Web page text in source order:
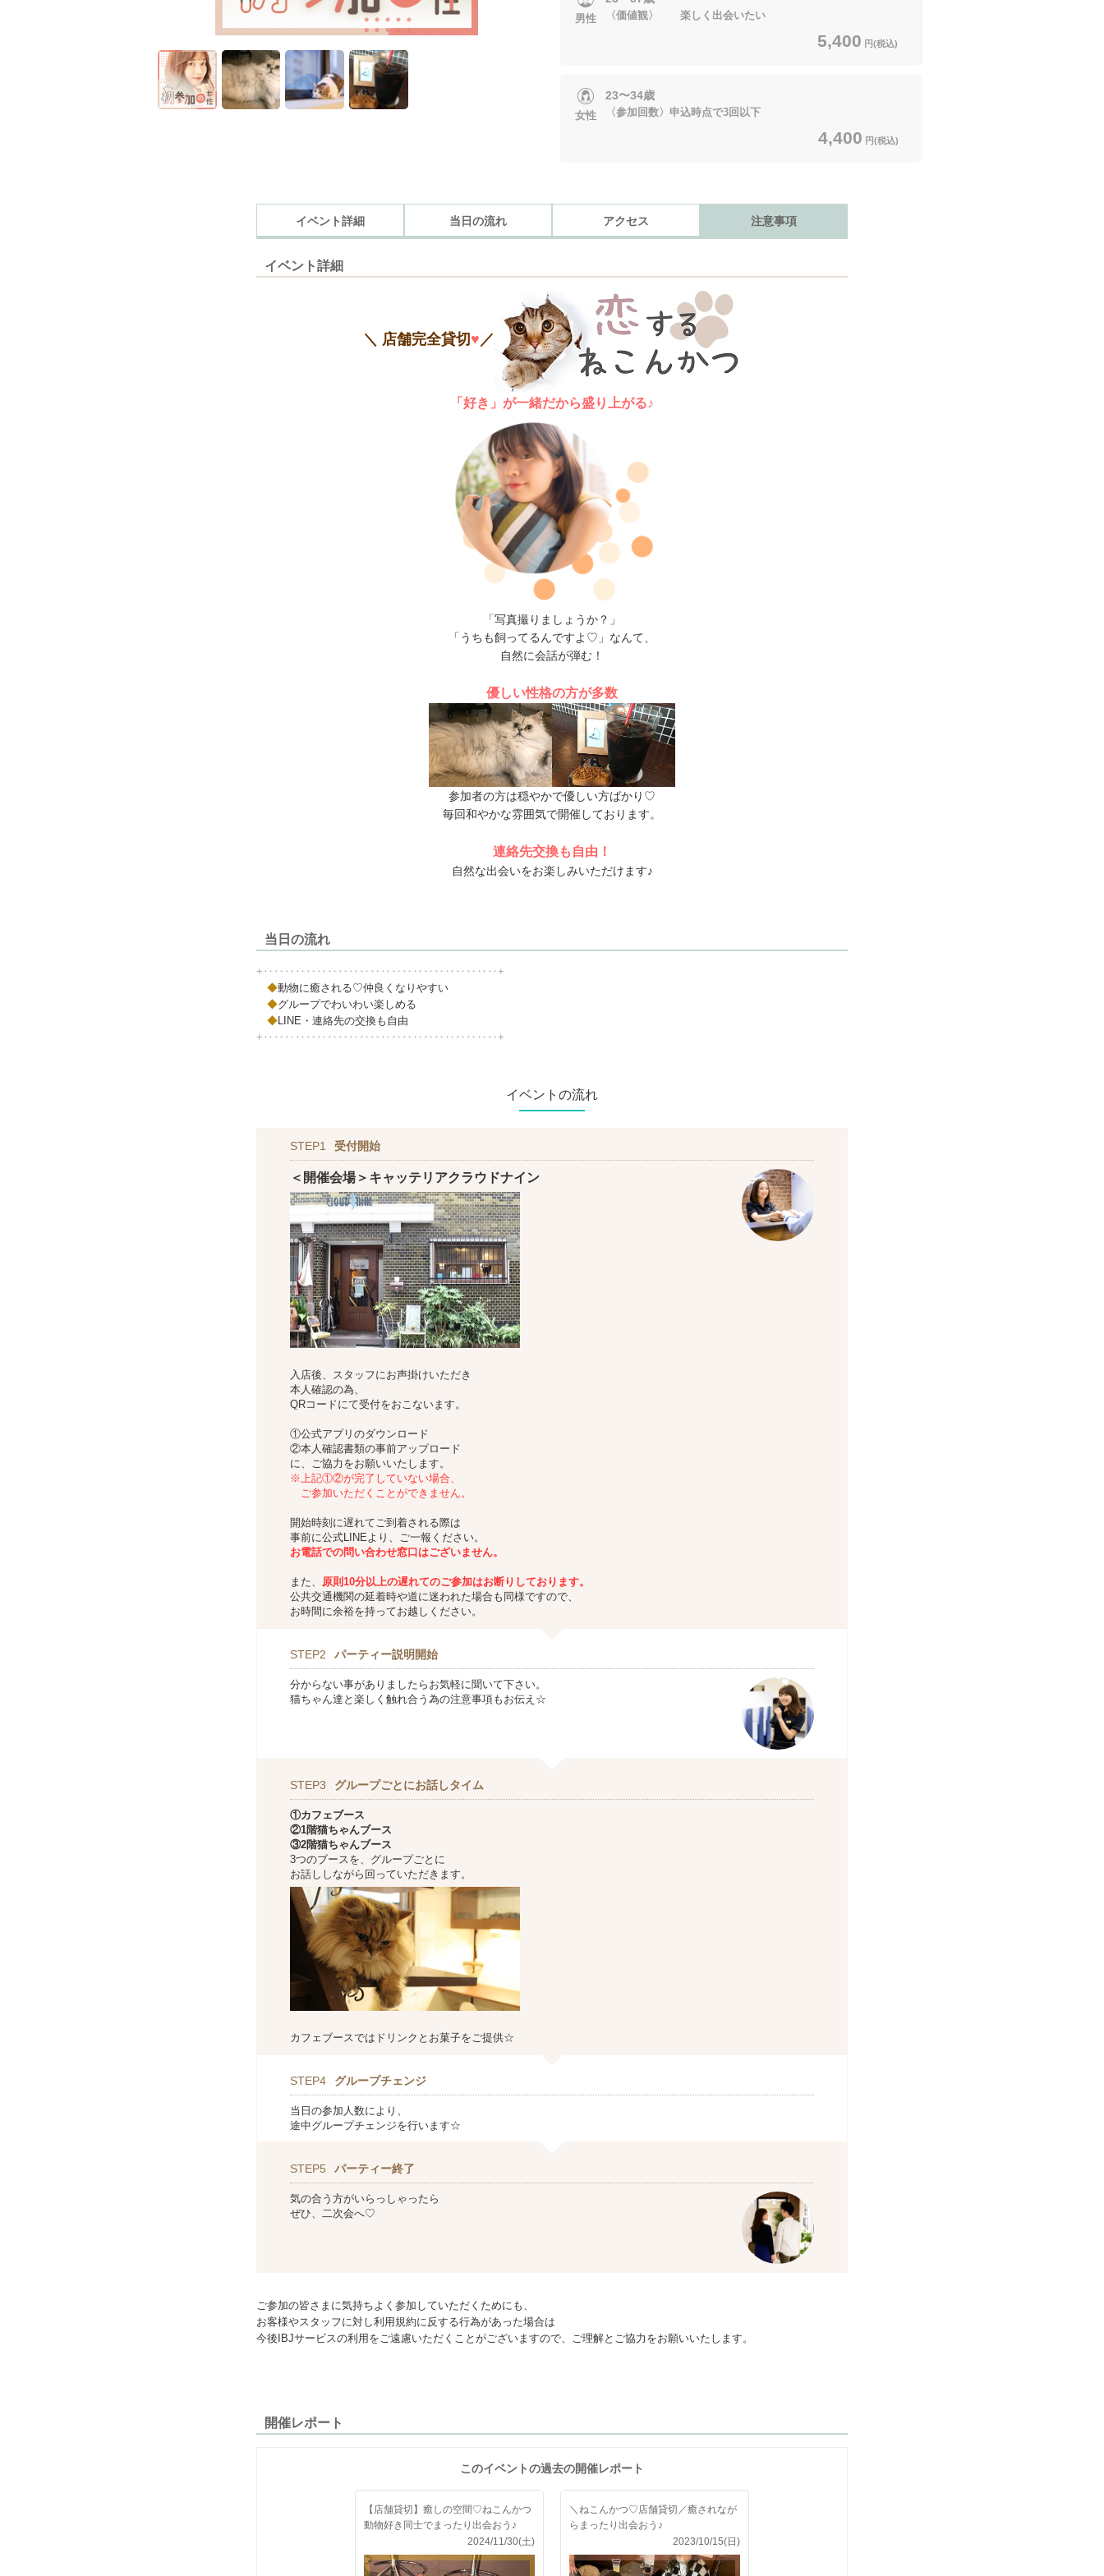
男性 〈価値観〉 楽しく出会いたい
5,400 円(税込)
女性
23〜34歳
〈参加回数〉申込時点で3回以下
4,400 円(税込)
イベント詳細 当日の流れ アクセス 注意事項
イベント詳細
＼ 店舗完全貸切 ♥／
「好き」が一緒だから盛り上がる♪
「写真撮りましょうか？」
「うちも飼ってるんですよ♡」なんて、
自然に会話が弾む！
優しい性格の方が多数
参加者の方は穏やかで優しい方ばかり♡
毎回和やかな雰囲気で開催しております。
連絡先交換も自由！
自然な出会いをお楽しみいただけます♪
当日の流れ
+‥‥‥‥‥‥‥‥‥‥‥‥‥‥‥‥‥‥‥‥‥‥+
◆動物に癒される♡仲良くなりやすい
◆グループでわいわい楽しめる
◆LINE・連絡先の交換も自由
+‥‥‥‥‥‥‥‥‥‥‥‥‥‥‥‥‥‥‥‥‥‥+
イベントの流れ
STEP1 受付開始
＜開催会場＞キャッテリアクラウドナイン
入店後、スタッフにお声掛けいただき
本人確認の為、
QRコードにて受付をおこないます。
①公式アプリのダウンロード
②本人確認書類の事前アップロード
に、ご協力をお願いいたします。
※上記①②が完了していない場合、
ご参加いただくことができません。
開始時刻に遅れてご到着される際は
事前に公式LINEより、ご一報ください。
お電話での問い合わせ窓口はございません。
また、 原則10分以上の遅れてのご参加はお断りしております。
公共交通機関の延着時や道に迷われた場合も同様ですので、
お時間に余裕を持ってお越しください。
STEP2 パーティー説明開始
分からない事がありましたらお気軽に聞いて下さい。
猫ちゃん達と楽しく触れ合う為の注意事項もお伝え☆
STEP3 グループごとにお話しタイム
①カフェブース
②1階猫ちゃんブース
③2階猫ちゃんブース
3つのブースを、グループごとに
お話ししながら回っていただきます。
カフェブースではドリンクとお菓子をご提供☆
STEP4 グループチェンジ
当日の参加人数により、
途中グループチェンジを行います☆
STEP5 パーティー終了
気の合う方がいらっしゃったら
ぜひ、二次会へ♡
ご参加の皆さまに気持ちよく参加していただくためにも、
お客様やスタッフに対し利用規約に反する行為があった場合は
今後IBJサービスの利用をご遠慮いただくことがございますので、ご理解とご協力をお願いいたします。
開催レポート
このイベントの過去の開催レポート
【店舗貸切】癒しの空間♡ねこんかつ
動物好き同士でまったり出会おう♪
2024/11/30(土)
＼ねこんかつ♡店舗貸切／癒されなが
らまったり出会おう♪
2023/10/15(日)